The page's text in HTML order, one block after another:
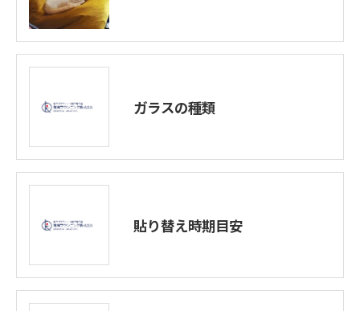
ガラスの種類
貼り替え時期目安